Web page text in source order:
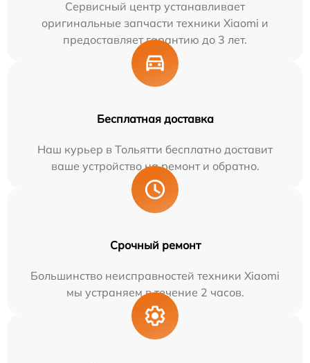
Сервисный центр устанавливает
оригинальные запчасти техники Xiaomi и
предоставляет гарантию до 3 лет.
Бесплатная доставка
Наш курьер в Тольятти бесплатно доставит
ваше устройство на ремонт и обратно.
Срочный ремонт
Большинство неисправностей техники Xiaomi
мы устраняем в течение 2 часов.